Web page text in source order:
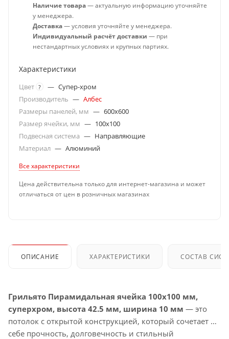
Наличие товара— актуальную информацию уточняйте
у менеджера.
Доставка— условия уточняйте у менеджера.
Индивидуальный расчёт доставки — при
нестандартных условиях и крупных партиях.
Характеристики
Цвет ? — Супер-хром
Производитель — Албес
Размеры панелей, мм — 600x600
Размер ячейки, мм — 100x100
Подвесная система — Направляющие
Материал — Алюминий
Все характеристики
Цена действительна только для интернет-магазина и может
отличаться от цен в розничных магазинах
ОПИСАНИЕ ХАРАКТЕРИСТИКИ СОСТАВ
Грильято Пирамидальная ячейка 100х100 мм,
суперхром, высота 42.5 мм, ширина 10 мм — это
потолок с открытой конструкцией, который сочетает в
себе прочность, долговечность и стильный